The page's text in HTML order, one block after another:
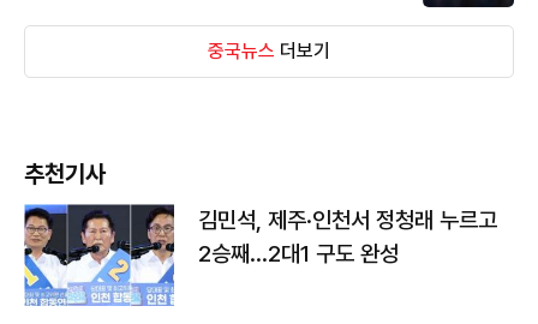
중국뉴스 더보기
추천기사
김민석, 제주·인천서 정청래 누르고
2승째…2대1 구도 완성